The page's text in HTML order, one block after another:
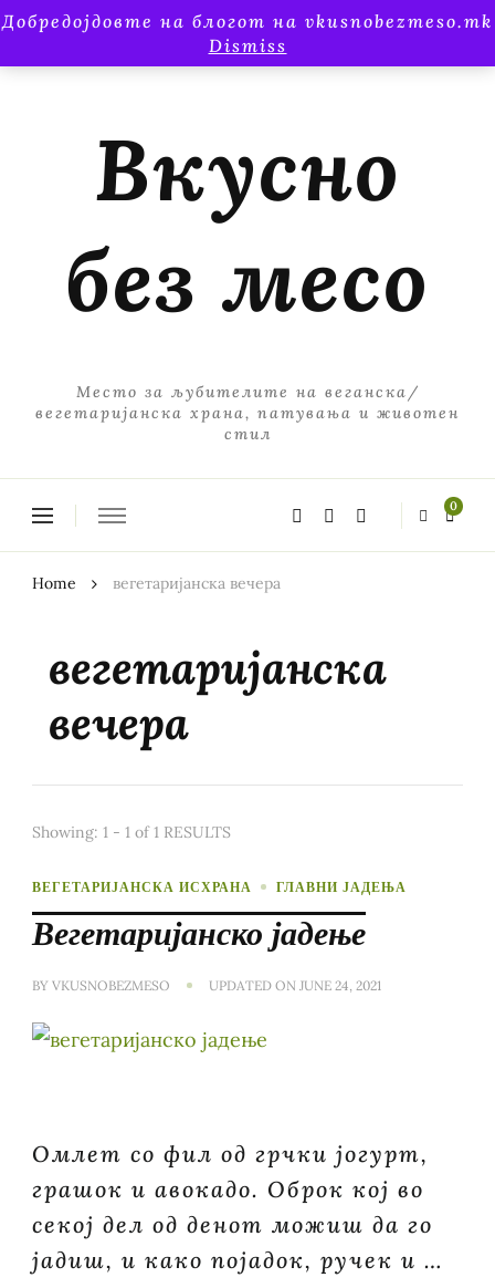
Добредојдовте на блогот на vkusnobezmeso.mk
Dismiss
Вкусно
без месо
Место за љубителите на веганска/
вегетаријанска храна, патувања и животен
стил
0
Home вегетаријанска вечера
вегетаријанска
вечера
Showing: 1 - 1 of 1 RESULTS
ВЕГЕТАРИЈАНСКА ИСХРАНА ГЛАВНИ ЈАДЕЊА
Вегетаријанско јадење
BY VKUSNOBEZMESO UPDATED ON JUNE 24, 2021
Омлет со фил од грчки јогурт,
грашок и авокадо. Оброк кој во
секој дел од денот можиш да го
јадиш, и како појадок, ручек и …